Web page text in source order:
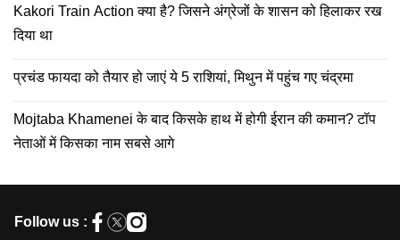
Kakori Train Action क्या है? जिसने अंग्रेजों के शासन को हिलाकर रख
दिया था
प्रचंड फायदा को तैयार हो जाएं ये 5 राशियां, मिथुन में पहुंच गए चंद्रमा
Mojtaba Khamenei के बाद किसके हाथ में होगी ईरान की कमान? टॉप
नेताओं में किसका नाम सबसे आगे
Follow us :